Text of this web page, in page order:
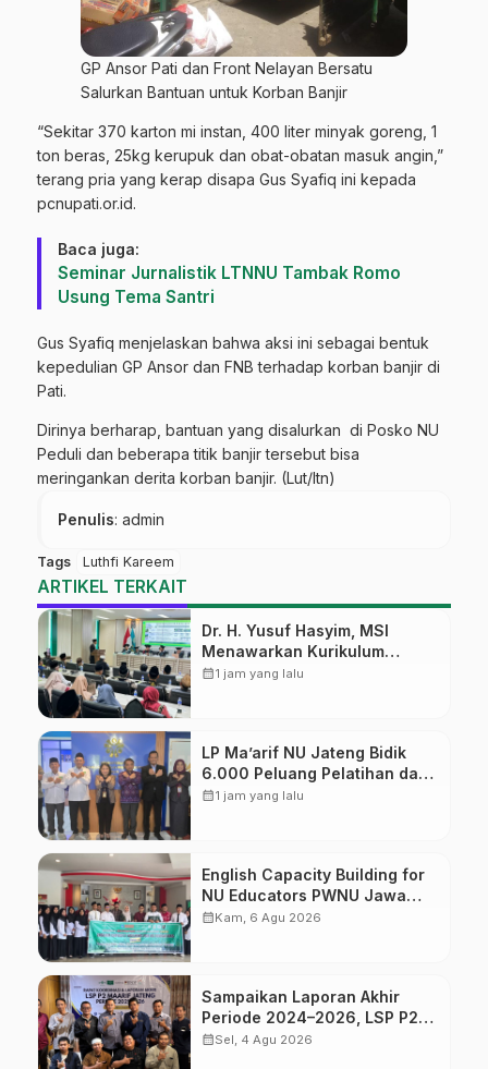
GP Ansor Pati dan Front Nelayan Bersatu
Salurkan Bantuan untuk Korban Banjir
“Sekitar 370 karton mi instan, 400 liter minyak goreng, 1
ton beras, 25kg kerupuk dan obat-obatan masuk angin,”
terang pria yang kerap disapa Gus Syafiq ini kepada
pcnupati.or.id.
Baca juga:
Seminar Jurnalistik LTNNU Tambak Romo
Usung Tema Santri
Gus Syafiq menjelaskan bahwa aksi ini sebagai bentuk
kepedulian GP Ansor dan FNB terhadap korban banjir di
Pati.
Dirinya berharap, bantuan yang disalurkan di Posko NU
Peduli dan beberapa titik banjir tersebut bisa
meringankan derita korban banjir. (Lut/ltn)
Penulis: admin
Tags Luthfi Kareem
ARTIKEL TERKAIT
Dr. H. Yusuf Hasyim, MSI
Menawarkan Kurikulum
Diversifikasi, Harapan Baru
calendar_month1 jam yang lalu
LP Ma’arif NU Jateng Bidik
6.000 Peluang Pelatihan dan
Sertifikasi bagi Lulusan SMK
calendar_month1 jam yang lalu
English Capacity Building for
NU Educators PWNU Jawa
Tengah Batch#4; Membuka
calendar_monthKam, 6 Agu 2026
Sampaikan Laporan Akhir
Periode 2024–2026, LSP P2
Ma’arif NU Jateng Mantapkan
calendar_monthSel, 4 Agu 2026